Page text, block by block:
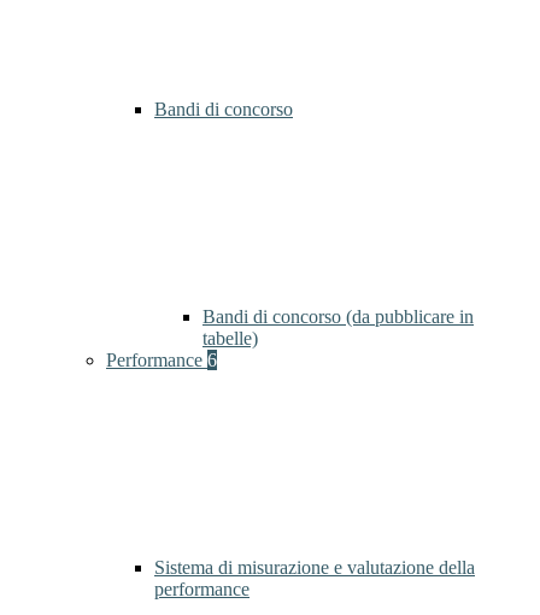
Bandi di concorso
Bandi di concorso (da pubblicare in
tabelle)
Performance 6
Sistema di misurazione e valutazione della
performance